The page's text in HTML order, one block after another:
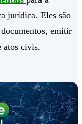
jurídica. Eles são
emitir
atos civis,